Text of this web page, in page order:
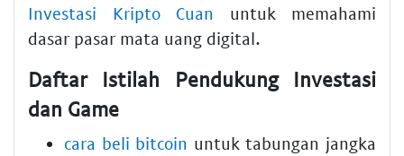
Investasi Kripto Cuan untuk memahami
dasar pasar mata uang digital.
Daftar Istilah Pendukung Investasi
dan Game
cara beli bitcoin untuk tabungan jangka